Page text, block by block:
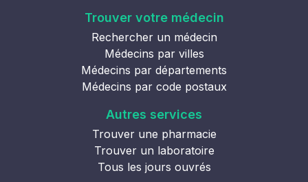
Trouver votre médecin
Rechercher un médecin
Médecins par villes
Médecins par départements
Médecins par code postaux
Autres services
Trouver une pharmacie
Trouver un laboratoire
Tous les jours ouvrés